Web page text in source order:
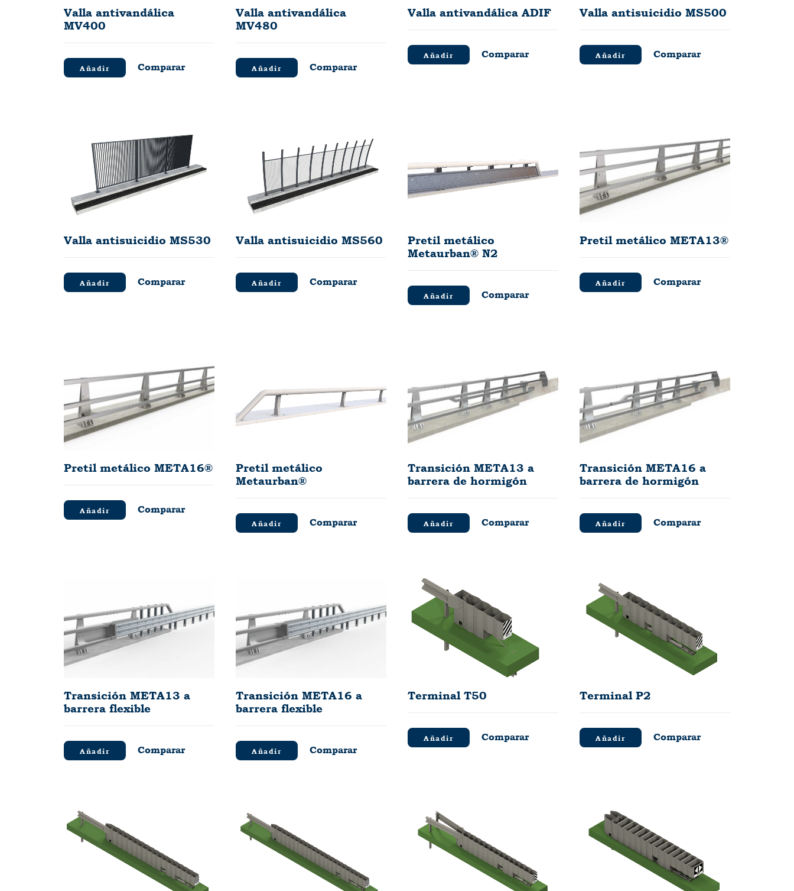
Valla antivandálica
MV400
Añadir Comparar
Valla antivandálica
MV480
Añadir Comparar
Valla antivandálica ADIF
Añadir Comparar
Valla antisuicidio MS500
Añadir Comparar
Valla antisuicidio MS530
Añadir Comparar
Valla antisuicidio MS560
Añadir Comparar
Pretil metálico
Metaurban® N2
Añadir Comparar
Pretil metálico META13®
Añadir Comparar
Pretil metálico META16®
Añadir Comparar
Pretil metálico
Metaurban®
Añadir Comparar
Transición META13 a
barrera de hormigón
Añadir Comparar
Transición META16 a
barrera de hormigón
Añadir Comparar
Transición META13 a
barrera flexible
Añadir Comparar
Transición META16 a
barrera flexible
Añadir Comparar
Terminal T50
Añadir Comparar
Terminal P2
Añadir Comparar